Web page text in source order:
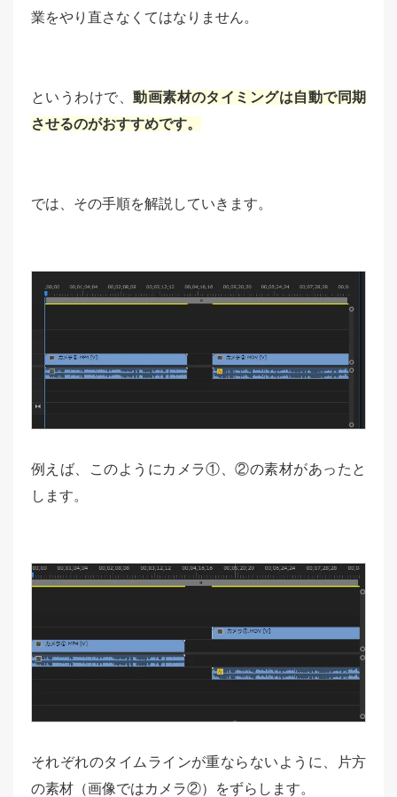
業をやり直さなくてはなりません。
というわけで、動画素材のタイミングは自動で同期
させるのがおすすめです。
では、その手順を解説していきます。
例えば、このようにカメラ①、②の素材があったと
します。
それぞれのタイムラインが重ならないように、片方
の素材（画像ではカメラ②）をずらします。